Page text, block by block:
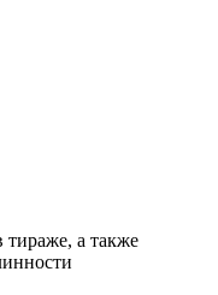
а также